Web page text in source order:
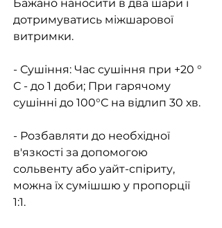
Бажано наносити в два шари і
дотримуватись міжшарової
витримки.
- Сушіння: Час сушіння при +20 °
С - до 1 доби; При гарячому
сушінні до 100°С на відлип 30 хв.
- Розбавляти до необхідної
в'язкості за допомогою
сольвенту або уайт-спіриту,
можна їх сумішшю у пропорції
1:1.